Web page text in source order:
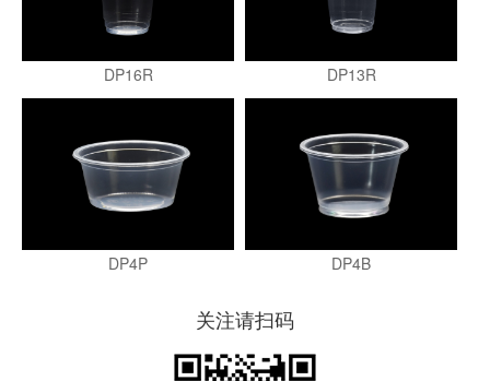
DP16R DP13R
DP4P DP4B
关注请扫码